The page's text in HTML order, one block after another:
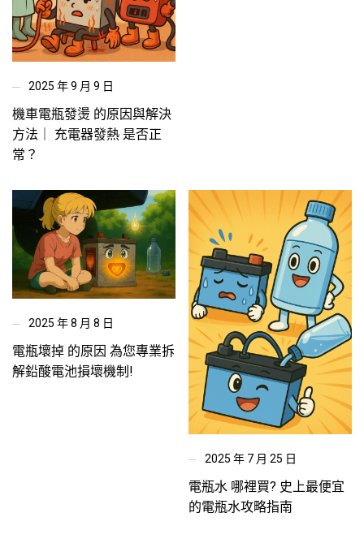
2025 年 9 月 9 日
機車電瓶發燙 的原因與解決
方法｜ 充電器發熱 是否正
常？
2025 年 8 月 8 日
電瓶壞掉 的原因 為您專業拆
解鉛酸電池損壞機制!
2025 年 7 月 25 日
電瓶水 哪裡買? 史上最便宜
的電瓶水攻略指南